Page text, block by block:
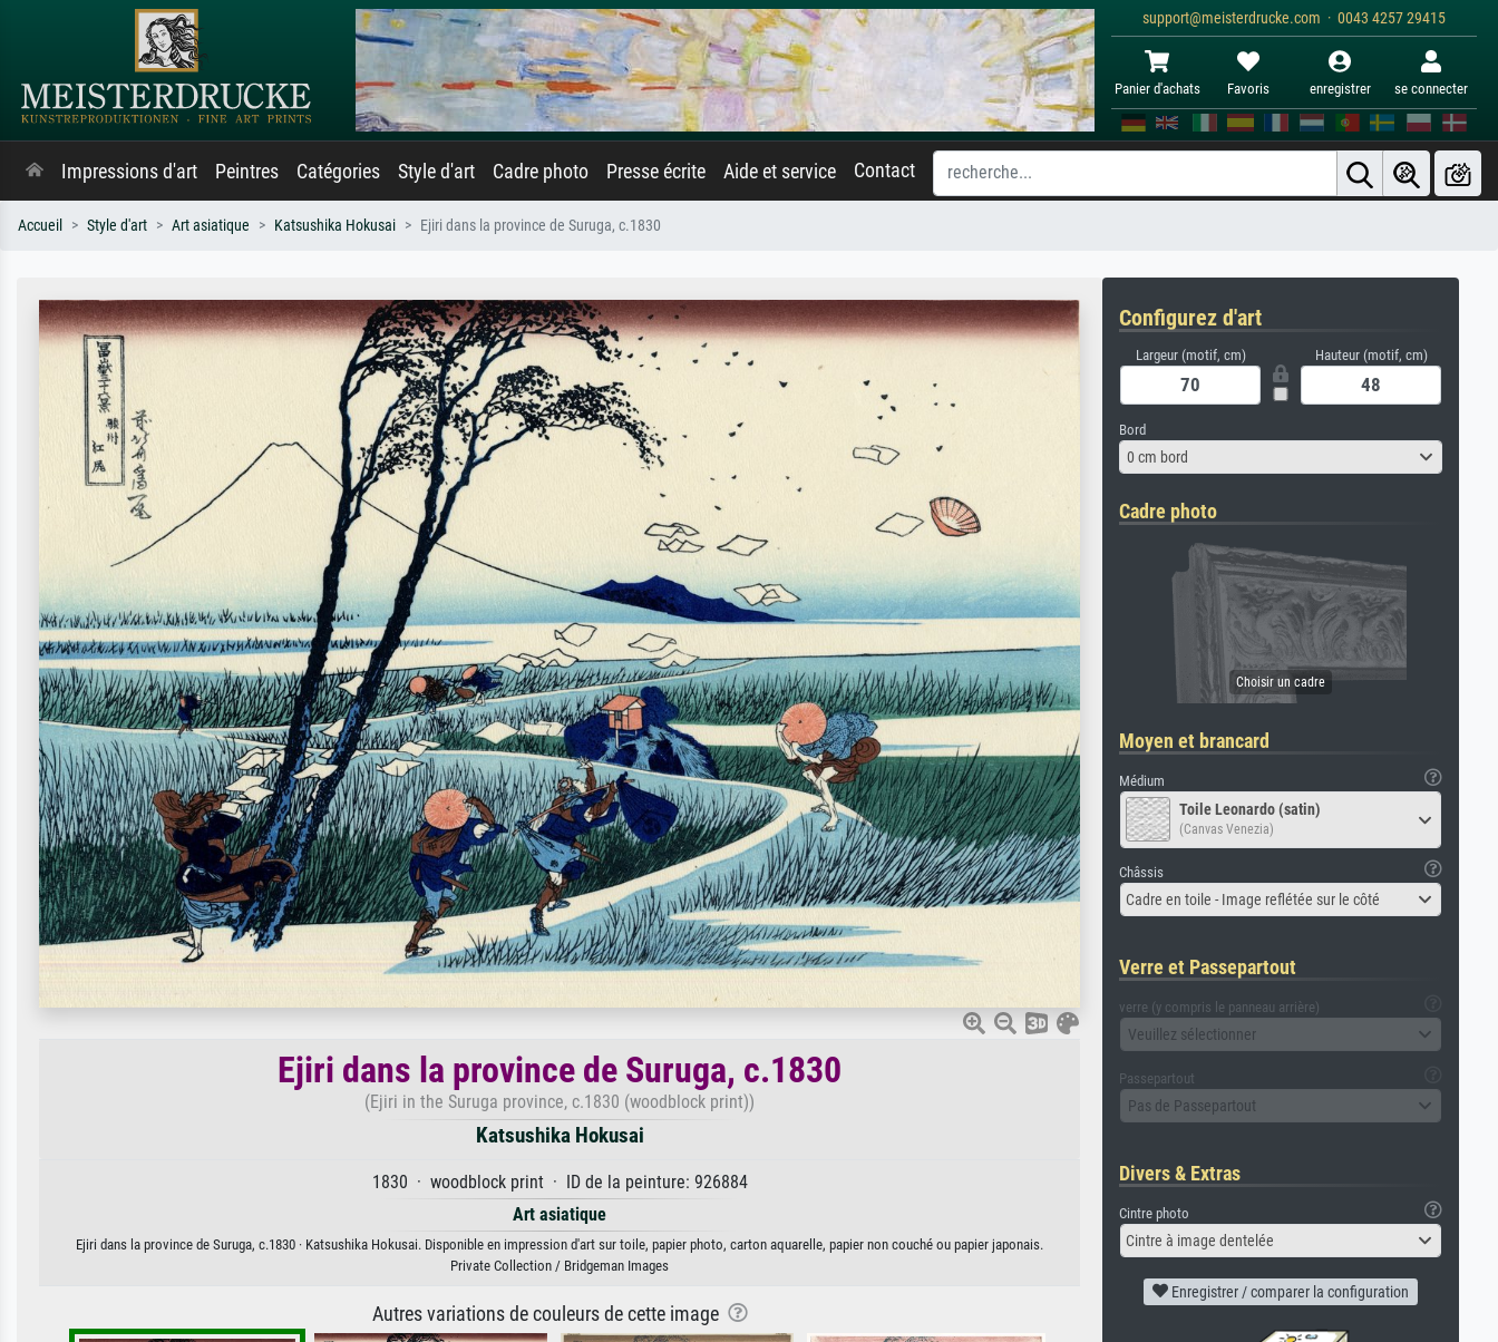
support@meisterdrucke.com · 0043 4257 29415
Panier d'achats Favoris enregistrer se connecter
Impressions d'art Peintres Catégories Style d'art Cadre photo Presse écrite Aide et service Contact
Accueil Style d'art Art asiatique Katsushika Hokusai Ejiri dans la province de Suruga, c.1830
Ejiri dans la province de Suruga, c.1830
(Ejiri in the Suruga province, c.1830 (woodblock print))
Katsushika Hokusai
1830 · woodblock print · ID de la peinture: 926884
Art asiatique
Ejiri dans la province de Suruga, c.1830 · Katsushika Hokusai. Disponible en impression d'art sur toile, papier photo, carton aquarelle, papier non couché ou papier japonais.
Private Collection / Bridgeman Images
Autres variations de couleurs de cette image
Configurez d'art
Largeur (motif, cm) Hauteur (motif, cm)
Bord
0 cm bord
Cadre photo
Moyen et brancard
Médium
Toile Leonardo (satin)
(Canvas Venezia)
Châssis
Cadre en toile - Image reflétée sur le côté
Verre et Passepartout
verre (y compris le panneau arrière)
Veuillez sélectionner
Passepartout
Pas de Passepartout
Divers & Extras
Cintre photo
Cintre à image dentelée
Enregistrer / comparer la configuration